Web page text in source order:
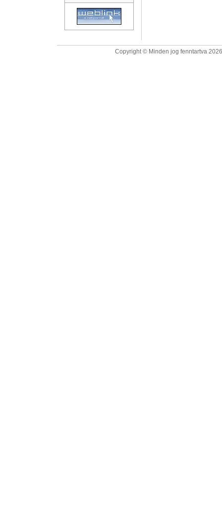
Copyright © Minden jog fenntartva